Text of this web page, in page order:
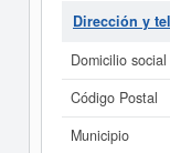
Dirección y
Domicilio
Código Postal
Municipio